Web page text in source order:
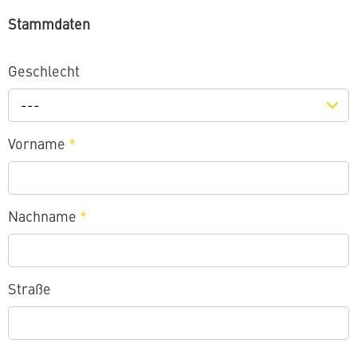
Stammdaten
Geschlecht
---
Vorname *
Nachname *
Straße